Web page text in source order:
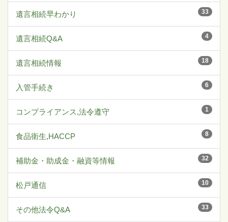
33
遺言相続早わかり
4
遺言相続Q&A
18
遺言相続情報
6
入管手続き
1
コンプライアンス,法令遵守
8
食品衛生,HACCP
32
補助金・助成金・融資等情報
10
松戸通信
33
その他法令Q&A